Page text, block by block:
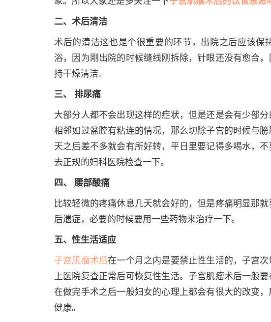
二、术后清洁
术后的清洁这也是个很重要的环节，出院之后应该保
浴，因为刚出院的时候缝线刚拆除，针眼还没有愈合
持干燥清洁。
三、 排尿痛
大部分人都不会出现这样的症状，但是还是会有少部
相邻如过盆腔有粘连的情况，那么切除子宫的时候与
天之后差不多就会有所好转，平日里要记得多喝水，
去正规的妇科医院检查一下。
四、 腰部酸痛
比较轻微的疼痛休息几天就会好的，但是疼痛明显那
后遗症，必要的时候要用一些药物来治疗一下。
五、性生活适应
子宫肌瘤术后在一个月之内是要禁止性生活的，子宫
上医院复查正常后可恢复性生活。子宫肌瘤术后一般
在做完手术之后一般妇女的心理上都会有很大的改变
健康。
李翠玲
咨询